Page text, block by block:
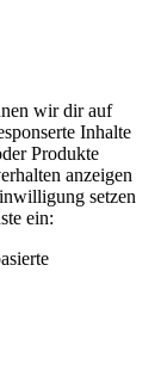
wir dir auf
Inhalte
Produkte
anzeigen
setzen
ein: